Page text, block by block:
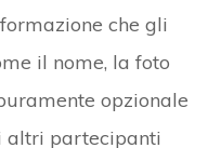
che gli
il nome, la foto
opzionale
altri partecipanti